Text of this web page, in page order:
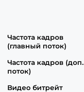
Частота кадров
(главный поток)
Частота кадров (доп.
поток)
Видео битрейт